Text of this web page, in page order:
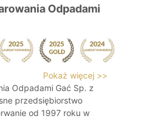
Odpadami
Pokaż więcej >>
Odpadami Gać Sp. z
przedsiębiorstwo
od 1997 roku w